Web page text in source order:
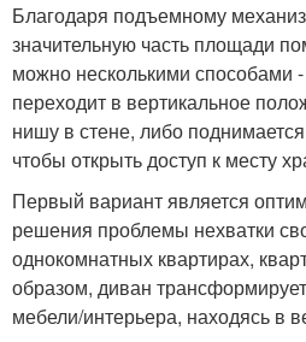
Благодаря подъемному
значительную часть площади
можно несколькими способами
переходит в вертикальное
нишу в стене, либо
чтобы открыть доступ к месту
Первый вариант является
решения проблемы нехватки
однокомнатных квартирах,
образом, диван
мебели/интерьера, находясь в